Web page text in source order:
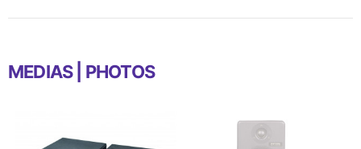
MEDIAS | PHOTOS